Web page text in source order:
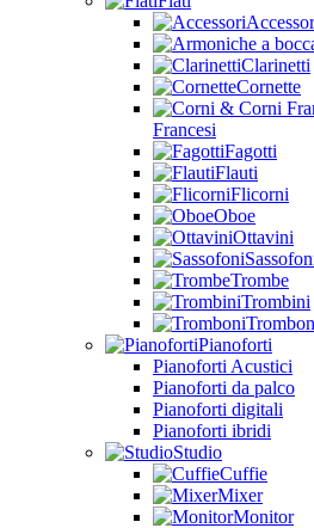
Clarinetti
Cornette
Francesi
Fagotti
Flauti
Flicorni
Oboe
Ottavini
Trombe
Trombini
Pianoforti
Pianoforti Acustici
Pianoforti da palco
Pianoforti digitali
Pianoforti ibridi
Studio
Cuffie
Mixer
Monitor